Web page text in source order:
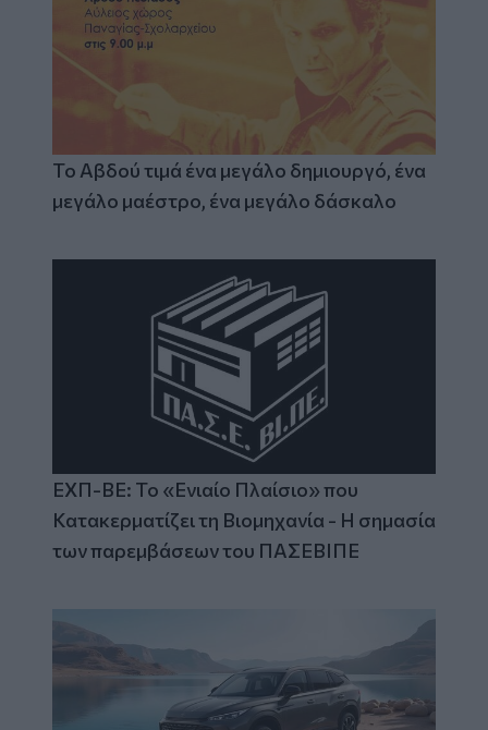
Το Αβδού τιμά ένα μεγάλο δημιουργό, ένα
μεγάλο μαέστρο, ένα μεγάλο δάσκαλο
ΕΧΠ-ΒΕ: Το «Ενιαίο Πλαίσιο» που
Κατακερματίζει τη Βιομηχανία - Η σημασία
των παρεμβάσεων του ΠΑΣΕΒΙΠΕ